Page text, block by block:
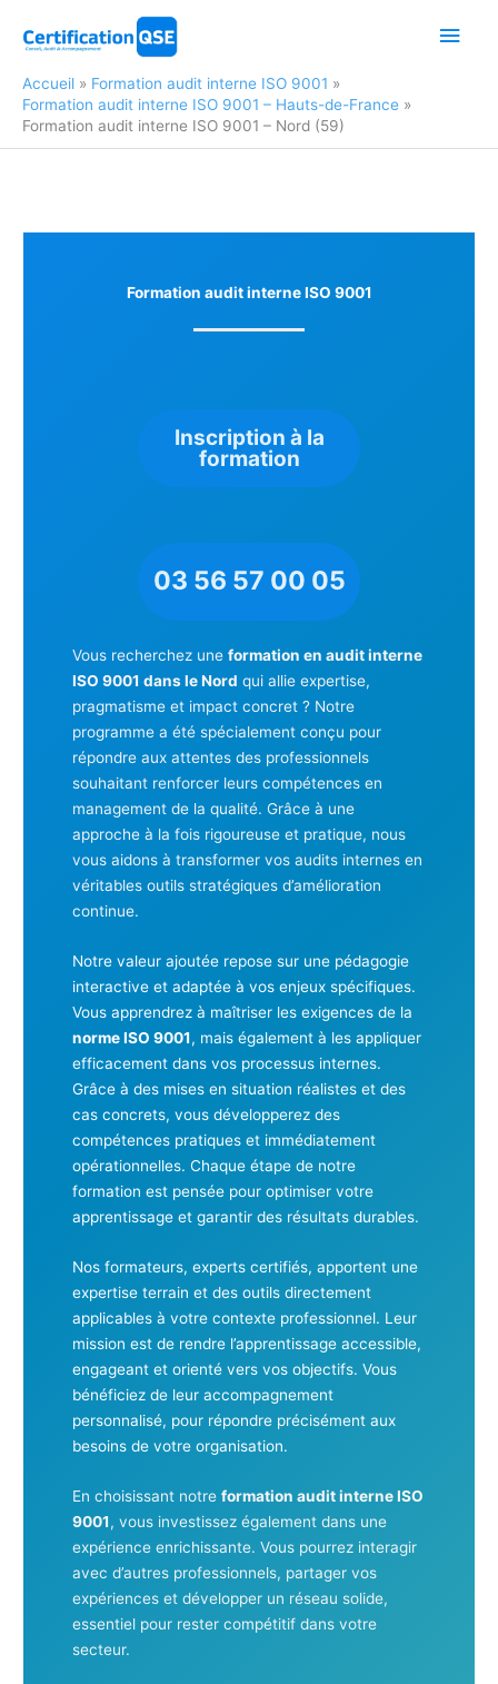
Accueil
Formation audit interne ISO 9001
Formation audit interne ISO 9001 – Hauts-de-France
Formation audit interne ISO 9001 – Nord (59)
Formation audit interne ISO 9001
Inscription à la
formation
03 56 57 00 05
Vous recherchez une formation en audit interne
ISO 9001 dans le Nord qui allie expertise,
pragmatisme et impact concret ? Notre
programme a été spécialement conçu pour
répondre aux attentes des professionnels
souhaitant renforcer leurs compétences en
management de la qualité. Grâce à une
approche à la fois rigoureuse et pratique, nous
vous aidons à transformer vos audits internes en
véritables outils stratégiques d’amélioration
continue.
Notre valeur ajoutée repose sur une pédagogie
interactive et adaptée à vos enjeux spécifiques.
Vous apprendrez à maîtriser les exigences de la
norme ISO 9001, mais également à les appliquer
efficacement dans vos processus internes.
Grâce à des mises en situation réalistes et des
cas concrets, vous développerez des
compétences pratiques et immédiatement
opérationnelles. Chaque étape de notre
formation est pensée pour optimiser votre
apprentissage et garantir des résultats durables.
Nos formateurs, experts certifiés, apportent une
expertise terrain et des outils directement
applicables à votre contexte professionnel. Leur
mission est de rendre l’apprentissage accessible,
engageant et orienté vers vos objectifs. Vous
bénéficiez de leur accompagnement
personnalisé, pour répondre précisément aux
besoins de votre organisation.
En choisissant notre formation audit interne ISO
9001, vous investissez également dans une
expérience enrichissante. Vous pourrez interagir
avec d’autres professionnels, partager vos
expériences et développer un réseau solide,
essentiel pour rester compétitif dans votre
secteur.